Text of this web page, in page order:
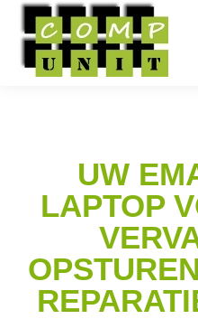
UW
LAPTOP